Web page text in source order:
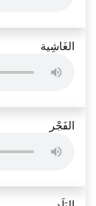
الغَاشِية
الفَجْر